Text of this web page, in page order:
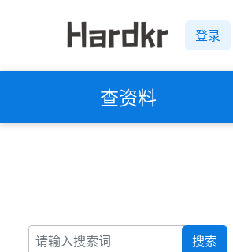
登录
查资料
搜索